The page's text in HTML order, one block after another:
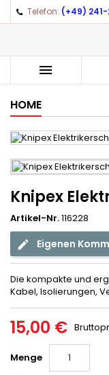
Telefon: (+49) 241-

HOME
Knipex
Artikel-Nr.116228
Eigenen
Die kompakte und
Kabel, Isolierungen,
15,00 €
Menge